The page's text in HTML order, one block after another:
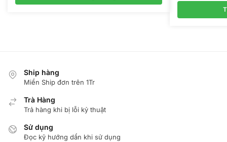
Ship hàng
Miển Ship đơn trên 1Tr
Trà Hàng
Trả hàng khi bị lỗi kỷ thuật
Sử dụng
Đọc kỹ hướng dẩn khi sử dụng